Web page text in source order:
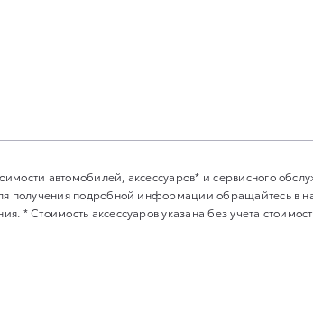
автомобилей, аксессуаров* и сервисного
получения подробной информации обращайтесь в
* Стоимость аксессуаров указана без учета